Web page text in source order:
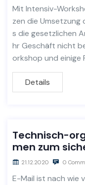
Mit Intensiv-
zen die Umsetzung
s die gesetzlichen
hr Geschäft nicht
orkshop und einige
Details
Technisch-
men zum
21.12.2020 0
E-Mail ist nach wie